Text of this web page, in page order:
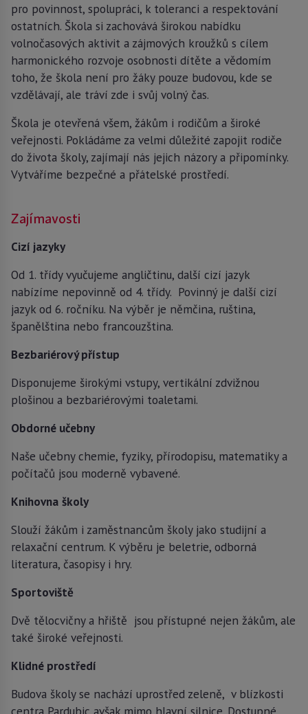
pro povinnost, spolupráci, k toleranci a respektování
ostatních. Škola si zachovává širokou nabídku
volnočasových aktivit a zájmových kroužků s cílem
harmonického rozvoje osobnosti dítěte a vědomím
toho, že škola není pro žáky pouze budovou, kde se
vzdělávají, ale tráví zde i svůj volný čas.
Škola je otevřená všem, žákům i rodičům a široké
veřejnosti. Pokládáme za velmi důležité zapojit rodiče
do života školy, zajímají nás jejich názory a připomínky.
Vytváříme bezpečné a přátelské prostředí.
Zajímavosti
Cizí jazyky
Od 1. třídy vyučujeme angličtinu, další cizí jazyk
nabízíme nepovinně od 4. třídy. Povinný je další cizí
jazyk od 6. ročníku. Na výběr je němčina, ruština,
španělština nebo francouzština.
Bezbariérový přístup
Disponujeme širokými vstupy, vertikální zdvižnou
plošinou a bezbariérovými toaletami.
Obdorné učebny
Naše učebny chemie, fyziky, přírodopisu, matematiky a
počítačů jsou moderně vybavené.
Knihovna školy
Slouží žákům i zaměstnancům školy jako studijní a
relaxační centrum. K výběru je beletrie, odborná
literatura, časopisy i hry.
Sportoviště
Dvě tělocvičny a hřiště jsou přístupné nejen žákům, ale
také široké veřejnosti.
Klidné prostředí
Budova školy se nachází uprostřed zeleně, v blízkosti